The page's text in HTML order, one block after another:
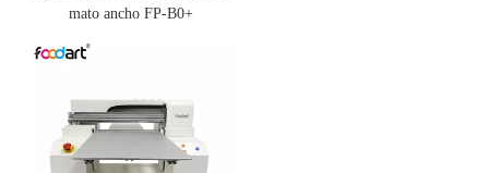
mato ancho FP-B0+